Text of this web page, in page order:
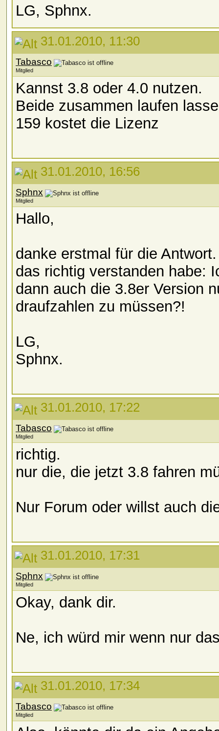
LG, Sphnx.
31.01.2010, 11:30
Tabasco
Mitglied
Kannst 3.8 oder 4.0 nutzen.
Beide zusammen laufen
159 kostet die Lizenz
31.01.2010, 16:56
Sphnx
Mitglied
Hallo,
danke erstmal für die
das richtig verstanden habe:
dann auch die 3.8er Version
draufzahlen zu müssen?!
LG,
Sphnx.
31.01.2010, 17:22
Tabasco
Mitglied
richtig.
nur die, die jetzt 3.8 fahren
Nur Forum oder willst auch
31.01.2010, 17:31
Sphnx
Mitglied
Okay, dank dir.
Ne, ich würd mir wenn nur
31.01.2010, 17:34
Tabasco
Mitglied